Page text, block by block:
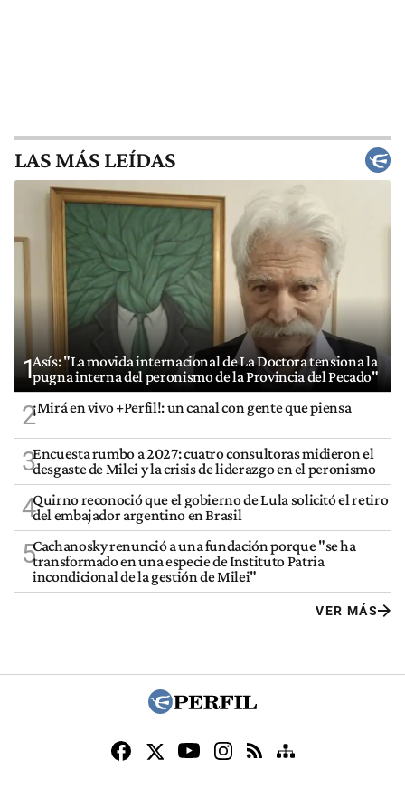
LAS MÁS LEÍDAS
1Asís: "La movida internacional de La Doctora tensiona la
pugna interna del peronismo de la Provincia del Pecado"
2¡Mirá en vivo +Perfil!: un canal con gente que piensa
3Encuesta rumbo a 2027: cuatro consultoras midieron el
desgaste de Milei y la crisis de liderazgo en el peronismo
4Quirno reconoció que el gobierno de Lula solicitó el retiro
del embajador argentino en Brasil
5Cachanosky renunció a una fundación porque "se ha
transformado en una especie de Instituto Patria
incondicional de la gestión de Milei"
VER MÁS